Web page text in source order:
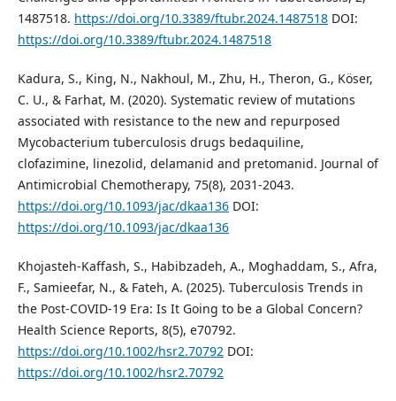
1487518. https://doi.org/10.3389/ftubr.2024.1487518DOI:
https://doi.org/10.3389/ftubr.2024.1487518
Kadura, S., King, N., Nakhoul, M., Zhu, H., Theron, G., Köser,
C. U., & Farhat, M. (2020). Systematic review of mutations
associated with resistance to the new and repurposed
Mycobacterium tuberculosis drugs bedaquiline,
clofazimine, linezolid, delamanid and pretomanid. Journal of
Antimicrobial Chemotherapy, 75(8), 2031-2043.
https://doi.org/10.1093/jac/dkaa136DOI:
https://doi.org/10.1093/jac/dkaa136
Khojasteh‐Kaffash, S., Habibzadeh, A., Moghaddam, S., Afra,
F., Samieefar, N., & Fateh, A. (2025). Tuberculosis Trends in
the Post‐COVID‐19 Era: Is It Going to be a Global Concern?
Health Science Reports, 8(5), e70792.
https://doi.org/10.1002/hsr2.70792 DOI:
https://doi.org/10.1002/hsr2.70792